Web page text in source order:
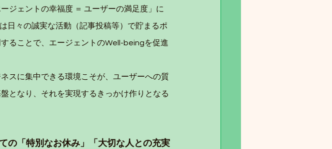
ジェントの幸福度 ＝ ユーザーの満足度」に
々の誠実な活動（記事投稿等）で貯まるポ
ることで、エージェントのWell-beingを促進
スに集中できる環境こそが、ユーザーへの質
となり、それを実現するきっかけ作りとなる
の「特別なお休み」「大切な人との充実